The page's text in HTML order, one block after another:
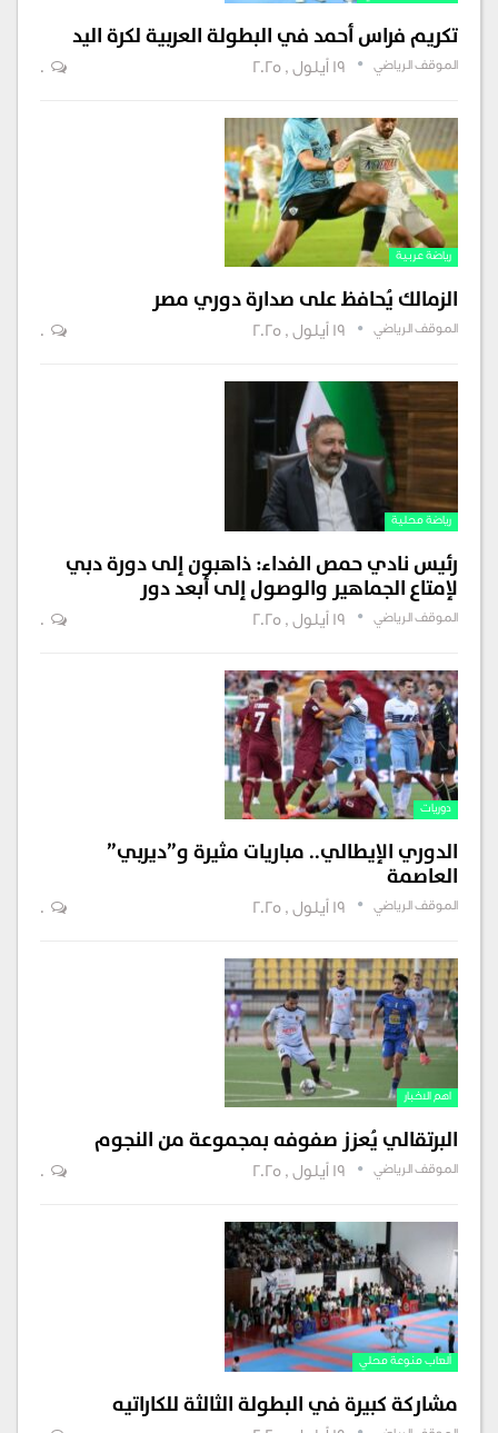
تكريم فراس أحمد في البطولة العربية لكرة اليد
الموقف الرياضي 19 أيلول , 2025 0
رياضة عربية
الزمالك يُحافظ على صدارة دوري مصر
الموقف الرياضي 19 أيلول , 2025 0
رياضة محلية
رئيس نادي حمص الفداء: ذاهبون إلى دورة دبي
لإمتاع الجماهير والوصول إلى أبعد دور
الموقف الرياضي 19 أيلول , 2025 0
دوريات
الدوري الإيطالي.. مباريات مثيرة و”ديربي”
العاصمة
الموقف الرياضي 19 أيلول , 2025 0
اهم الاخبار
البرتقالي يُعزز صفوفه بمجموعة من النجوم
الموقف الرياضي 19 أيلول , 2025 0
ألعاب منوعة محلي
مشاركة كبيرة في البطولة الثالثة للكاراتيه